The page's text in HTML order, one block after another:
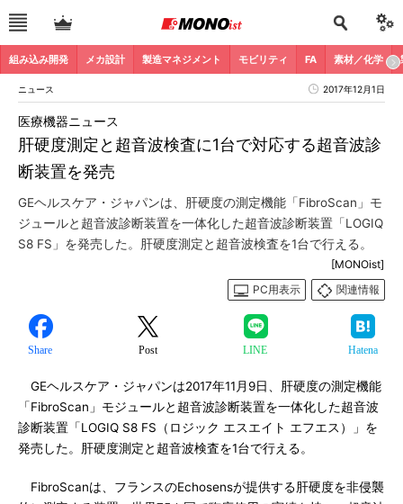
組み込み開発 メカ設計 製造マネジメント モビリティ FA 素材／化学
ニュース 2017年12月1日
肝硬度測定と超音波検査に1台で対応する超音波診
断装置を発売
医療機器ニュース
GEヘルスケア・ジャパンは、肝硬度の測定機能「FibroScan」モ
ジュールと超音波診断装置を一体化した超音波診断装置「LOGIQ
S8 FS」を発売した。肝硬度測定と超音波検査を1台で行える。
[MONOist]
PC用表示
関連情報
Share Post LINE Hatena
GEヘルスケア・ジャパンは2017年11月9日、肝硬度の測定機能
「FibroScan」モジュールと超音波診断装置を一体化した超音波
診断装置「LOGIQ S8 FS（ロジック エスエイト エフエス）」を
発売した。肝硬度測定と超音波検査を1台で行える。
FibroScanは、フランスのEchosensが提供する肝硬度を非侵襲